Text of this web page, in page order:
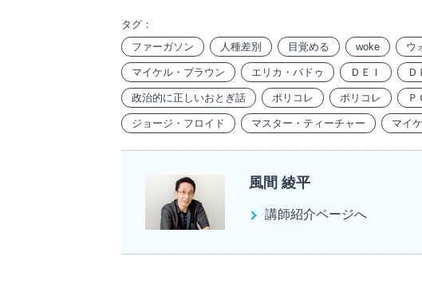
タグ：
ファーガソン
人種差別 目覚める woke ウ
マイケル・ブラウン エリカ・パドゥ ＤＥＩ Ｄ
政治的に正しいおとぎ話 ポリコレ ポリコレ Ｐ
ジョージ・フロイド マスター・ティーチャー マイ
風間 綾平
講師紹介ページへ